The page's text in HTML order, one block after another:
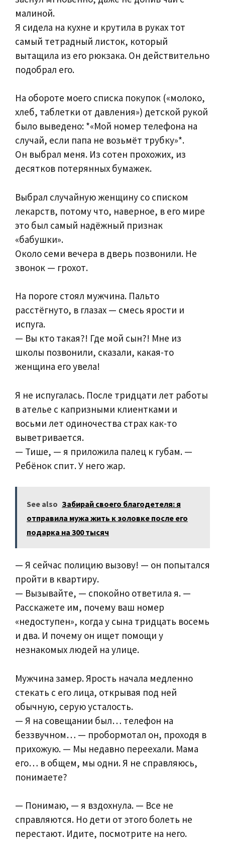
малиной.
Я сидела на кухне и крутила в руках тот
самый тетрадный листок, который
вытащила из его рюкзака. Он действительно
подобрал его.
На обороте моего списка покупок («молоко,
хлеб, таблетки от давления») детской рукой
было выведено: *«Мой номер телефона на
случай, если папа не возьмёт трубку»*.
Он выбрал меня. Из сотен прохожих, из
десятков потерянных бумажек.
Выбрал случайную женщину со списком
лекарств, потому что, наверное, в его мире
это был самый надёжный признак
«бабушки».
Около семи вечера в дверь позвонили. Не
звонок — грохот.
На пороге стоял мужчина. Пальто
расстёгнуто, в глазах — смесь ярости и
испуга.
— Вы кто такая?! Где мой сын?! Мне из
школы позвонили, сказали, какая-то
женщина его увела!
Я не испугалась. После тридцати лет работы
в ателье с капризными клиентками и
восьми лет одиночества страх как-то
выветривается.
— Тише, — я приложила палец к губам. —
Ребёнок спит. У него жар.
See also Забирай своего благодетеля: я
отправила мужа жить к золовке после его
подарка на 300 тысяч
— Я сейчас полицию вызову! — он попытался
пройти в квартиру.
— Вызывайте, — спокойно ответила я. —
Расскажете им, почему ваш номер
«недоступен», когда у сына тридцать восемь
и два. И почему он ищет помощи у
незнакомых людей на улице.
Мужчина замер. Ярость начала медленно
стекать с его лица, открывая под ней
обычную, серую усталость.
— Я на совещании был… телефон на
беззвучном… — пробормотал он, проходя в
прихожую. — Мы недавно переехали. Мама
его… в общем, мы одни. Я не справляюсь,
понимаете?
— Понимаю, — я вздохнула. — Все не
справляются. Но дети от этого болеть не
перестают. Идите, посмотрите на него.